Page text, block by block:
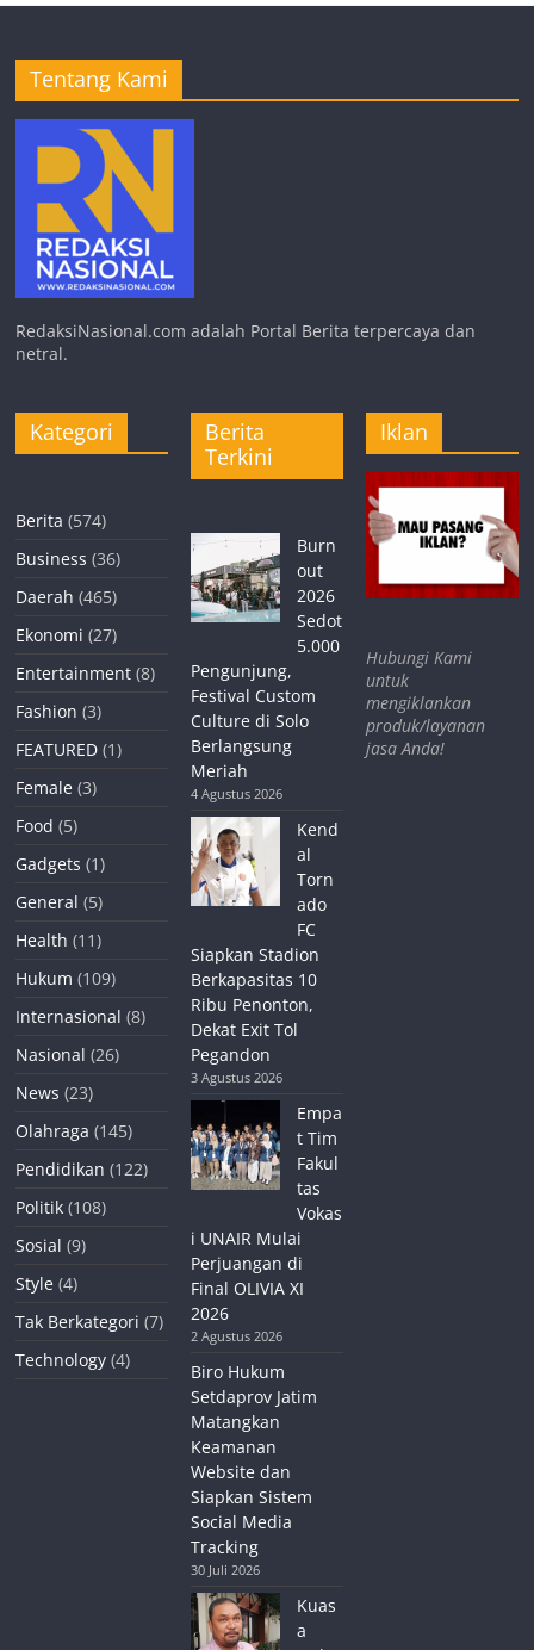
Tentang Kami
RedaksiNasional.com adalah Portal Berita terpercaya dan
netral.
Kategori
Berita (574)
Business (36)
Daerah (465)
Ekonomi (27)
Entertainment (8)
Fashion (3)
FEATURED (1)
Female (3)
Food (5)
Gadgets (1)
General (5)
Health (11)
Hukum (109)
Internasional (8)
Nasional (26)
News (23)
Olahraga (145)
Pendidikan (122)
Politik (108)
Sosial (9)
Style (4)
Tak Berkategori (7)
Technology (4)
Berita
Terkini
Burn
out
2026
Sedot
5.000
Pengunjung,
Festival Custom
Culture di Solo
Berlangsung
Meriah
4 Agustus 2026
Kend
al
Torn
ado
FC
Siapkan Stadion
Berkapasitas 10
Ribu Penonton,
Dekat Exit Tol
Pegandon
3 Agustus 2026
Empa
t Tim
Fakul
tas
Vokas
i UNAIR Mulai
Perjuangan di
Final OLIVIA XI
2026
2 Agustus 2026
Biro Hukum
Setdaprov Jatim
Matangkan
Keamanan
Website dan
Siapkan Sistem
Social Media
Tracking
30 Juli 2026
Kuas
a
Iklan
Hubungi Kami
untuk
mengiklankan
produk/layanan
jasa Anda!